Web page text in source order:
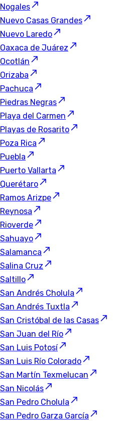
Nogales
Nuevo Casas Grandes
Nuevo Laredo
Oaxaca de Juárez
Ocotlán
Orizaba
Pachuca
Piedras Negras
Playa del Carmen
Playas de Rosarito
Poza Rica
Puebla
Puerto Vallarta
Querétaro
Ramos Arizpe
Reynosa
Rioverde
Sahuayo
Salamanca
Salina Cruz
Saltillo
San Andrés Cholula
San Andrés Tuxtla
San Cristóbal de las Casas
San Juan del Río
San Luis Potosí
San Luis Río Colorado
San Martín Texmelucan
San Nicolás
San Pedro Cholula
San Pedro Garza García